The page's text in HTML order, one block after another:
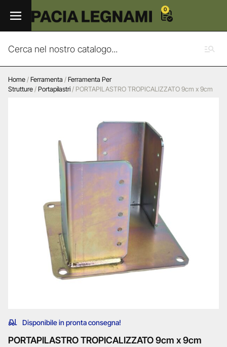
0
Home/Ferramenta /Ferramenta Per
Strutture/Portapilastri/ PORTAPILASTRO TROPICALIZZATO 9cm x 9cm
Disponibile in pronta consegna!
PORTAPILASTRO TROPICALIZZATO 9cm x 9cm